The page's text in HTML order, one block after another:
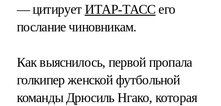
— цитирует ИТАР-ТАСС его
послание чиновникам.
Как выяснилось, первой пропала
голкипер женской футбольной
команды Дрюсиль Нгако, которая